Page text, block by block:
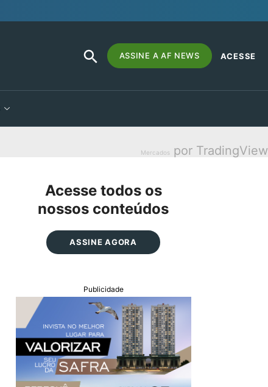
Search
for:
SEARCH
BUTTON
ASSINE A AF NEWS ACESSE
Mercados por TradingView
Acesse todos os
nossos conteúdos
ASSINE AGORA
Publicidade